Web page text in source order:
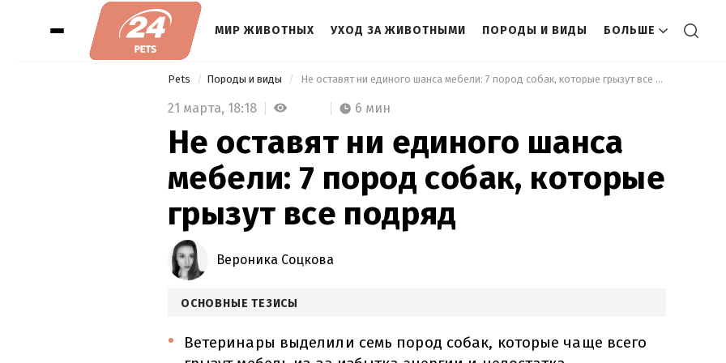
МИР ЖИВОТНЫХ УХОД ЗА ЖИВОТНЫМИ ПОРОДЫ И ВИДЫ БОЛЬШЕ
Pets Породы и виды Не оставят ни единого шанса мебели: 7 пород собак, которые грызут все подряд
21 марта, 18:18 6 мин
Не оставят ни единого шанса
мебели: 7 пород собак, которые
грызут все подряд
Вероника Соцкова
ОСНОВНЫЕ ТЕЗИСЫ
Ветеринары выделили семь пород собак, которые чаще всего